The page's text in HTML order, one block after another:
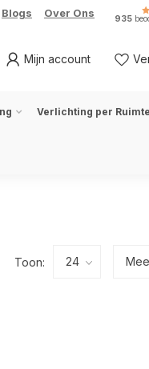
Blogs Over Ons 935
Mijn account
Verlichting per Ruimte
Toon: